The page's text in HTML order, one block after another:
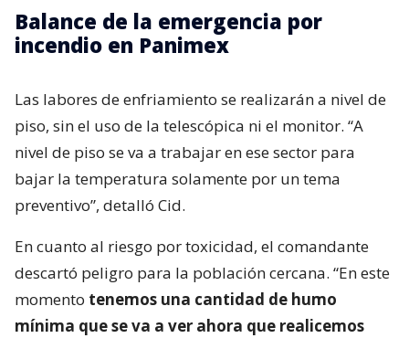
Balance de la emergencia por
incendio en Panimex
Las labores de enfriamiento se realizarán a nivel de
piso, sin el uso de la telescópica ni el monitor. “A
nivel de piso se va a trabajar en ese sector para
bajar la temperatura solamente por un tema
preventivo”, detalló Cid.
En cuanto al riesgo por toxicidad, el comandante
descartó peligro para la población cercana. “En este
momento tenemos una cantidad de humo
mínima que se va a ver ahora que realicemos